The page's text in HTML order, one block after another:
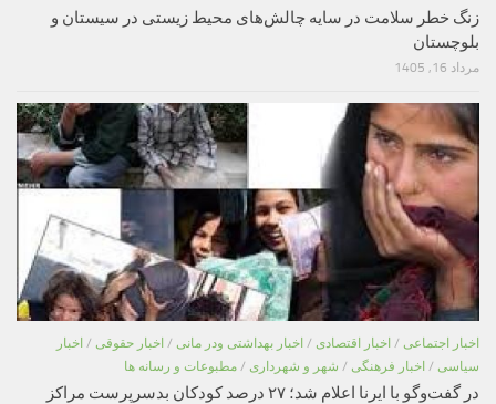
زنگ خطر سلامت در سایه چالش‌های محیط زیستی در سیستان و
بلوچستان
مرداد 16, 1405
اخبار اجتماعی / اخبار اقتصادی / اخبار بهداشتی ودر مانی / اخبار حقوقی / اخبار
سیاسی / اخبار فرهنگی / شهر و شهرداری / مطبوعات و رسانه ها
در گفت‌وگو با ایرنا اعلام شد؛ ۲۷ درصد کودکان بدسرپرست مراکز